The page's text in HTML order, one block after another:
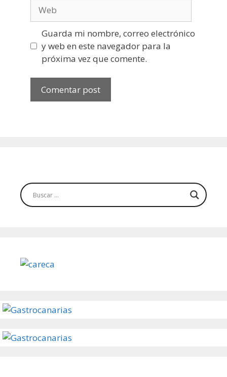
Guarda mi nombre, correo electrónico
y web en este navegador para la
próxima vez que comente.